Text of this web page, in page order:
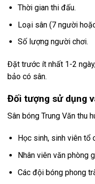
Thời gian thi đấu.
Loại sân (7 người
Số lượng người chơi.
Đặt trước ít nhất 1-2
bảo có sân.
Đối tượng sử dụng
Sân bóng Trung Văn thu
Học sinh, sinh viên tổ
Nhân viên văn phòng
Các đội bóng phong